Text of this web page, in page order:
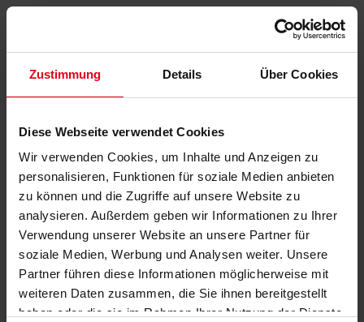
Zustimmung Details Über Cookies
Diese Webseite verwendet Cookies
Wir verwenden Cookies, um Inhalte und Anzeigen zu
personalisieren, Funktionen für soziale Medien anbieten
zu können und die Zugriffe auf unsere Website zu
analysieren. Außerdem geben wir Informationen zu Ihrer
Verwendung unserer Website an unsere Partner für
soziale Medien, Werbung und Analysen weiter. Unsere
Partner führen diese Informationen möglicherweise mit
weiteren Daten zusammen, die Sie ihnen bereitgestellt
haben oder die sie im Rahmen Ihrer Nutzung der Dienste